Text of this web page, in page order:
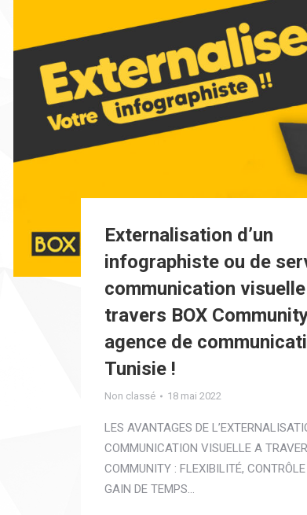
Externalisation d’un
infographiste ou de
communication
travers BOX
agence de
Tunisie !
Non classé 18 mai 2022
LES AVANTAGES DE
COMMUNICATION VISUELLE A
COMMUNITY : FLEXIBILITÉ,
GAIN DE TEMPS…